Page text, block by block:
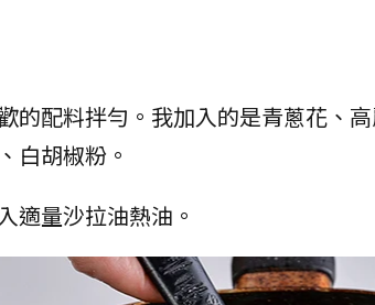
的配料拌勻。我加入的是青蔥花、
白胡椒粉。
適量沙拉油熱油。